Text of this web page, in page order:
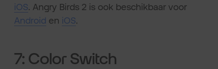
iOS. Angry Birds 2 is ook beschikbaar voor
Android en iOS.
7: Color Switch